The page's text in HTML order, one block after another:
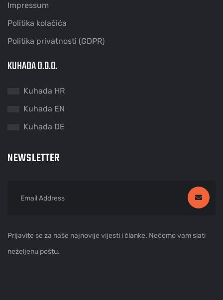
Impressum
Politika kolačića
Politika privatnosti (GDPR)
KUHADA D.O.O.
Kuhada HR
Kuhada EN
Kuhada DE
NEWSLETTER
Prijavite se za naše najnovije vijesti i članke. Nećemo vam slati
neželjenu poštu.